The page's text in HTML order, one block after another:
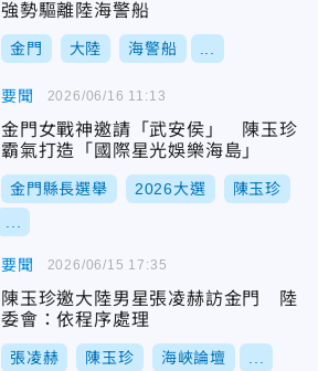
強勢驅離陸海警船
金門 大陸 海警船
要聞
金門女戰神邀請「武安侯」 陳玉珍
霸氣打造「國際星光娛樂海島」
金門縣長選舉 2026大選 陳玉珍
2026/06/16 11:13
要聞
陳玉珍邀大陸男星張凌赫訪金門 陸
委會：依程序處理
張凌赫 陳玉珍 海峽論壇
2026/06/15 17:35